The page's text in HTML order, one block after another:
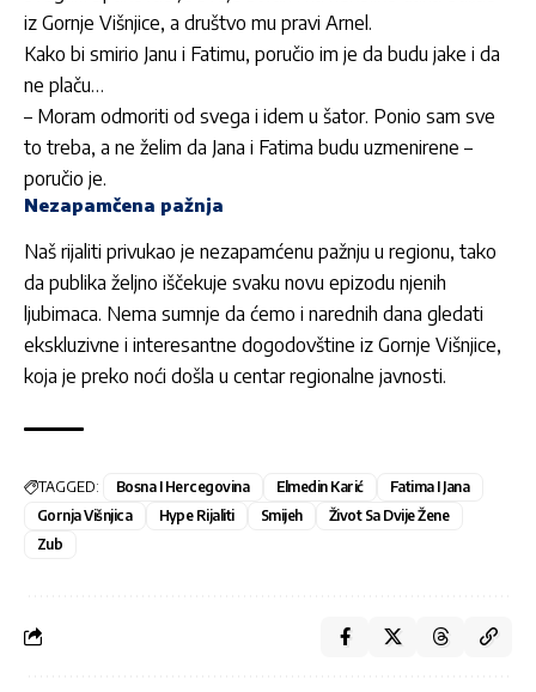
iz Gornje Višnjice, a društvo mu pravi Arnel.
Kako bi smirio Janu i Fatimu, poručio im je da budu jake i da
ne plaču…
– Moram odmoriti od svega i idem u šator. Ponio sam sve
to treba, a ne želim da Jana i Fatima budu uzmenirene –
poručio je.
Nezapamčena pažnja
Naš rijaliti privukao je nezapamćenu pažnju u regionu, tako
da publika željno iščekuje svaku novu epizodu njenih
ljubimaca. Nema sumnje da ćemo i narednih dana gledati
ekskluzivne i interesantne dogodovštine iz Gornje Višnjice,
koja je preko noći došla u centar regionalne javnosti.
TAGGED: Bosna I Hercegovina Elmedin Karić
Fatima I Jana
Gornja Višnjica
Hype Rijaliti Smijeh
Život Sa Dvije Žene
Zub